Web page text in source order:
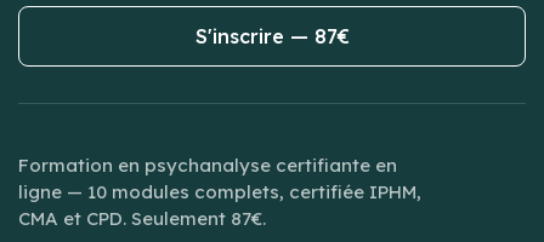
S'inscrire — 87€
Formation en psychanalyse certifiante en
ligne — 10 modules complets, certifiée IPHM,
CMA et CPD. Seulement 87€.